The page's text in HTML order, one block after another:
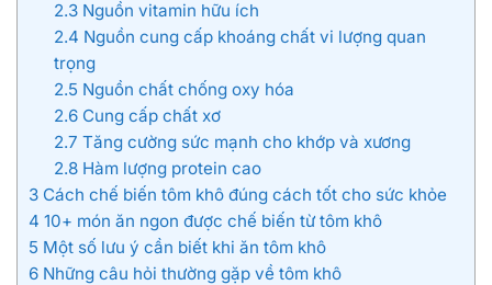
2.3Nguồn vitamin hữu ích
2.4 Nguồn cung cấp khoáng chất vi lượng quan
trọng
2.5 Nguồn chất chống oxy hóa
2.6Cung cấp chất xơ
2.7 Tăng cường sức mạnh cho khớp và xương
2.8Hàm lượng protein cao
3 Cách chế biến tôm khô đúng cách tốt cho sức khỏe
4 10+ món ăn ngon được chế biến từ tôm khô
5 Một số lưu ý cần biết khi ăn tôm khô
6 Những câu hỏi thường gặp về tôm khô